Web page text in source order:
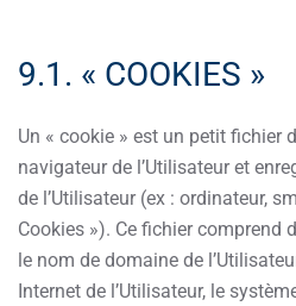
9.1. « COOKIES »
Un « cookie » est un petit fichier
navigateur de l’Utilisateur et
de l’Utilisateur (ex : ordinateur,
Cookies »). Ce fichier comprend
le nom de domaine de
Internet de l’Utilisateur, le